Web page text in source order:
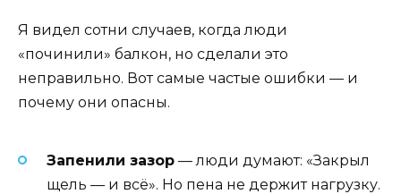
Я видел сотни случаев, когда люди
«починили» балкон, но сделали это
неправильно. Вот самые частые ошибки — и
почему они опасны.
Запенили зазор — люди думают: «Закрыл
щель — и всё». Но пена не держит нагрузку.